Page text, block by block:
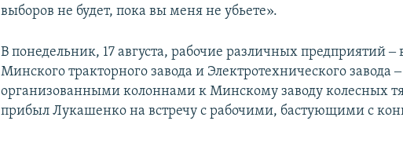
выборов не будет, пока вы меня не убьете».
В понедельник, 17 августа, рабочие различных предприятий ‒
Минского тракторного завода и Электротехнического завода
организованными колоннами к Минскому заводу колесных
прибыл Лукашенко на встречу с рабочими, бастующими с